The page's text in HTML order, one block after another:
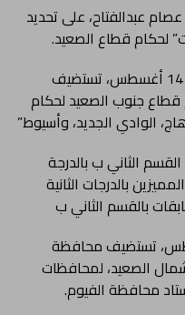
عبدالفتاح، على تحديد
لحكام قطاع الصعيد.
ففي البداية يوم الجمعة الموافق 14 أغسطس، تستضيف
قطاع جنوب الصعيد لحكام
الوادي الجديد، وأسيوط”
الثاني ب بالدرجة
بالدرجات الثانية
بالقسم الثاني ب
الموافق 15 أغسطس، تستضيف محافظة
شمال الصعيد، لمحافظات
محافظة الفيوم.